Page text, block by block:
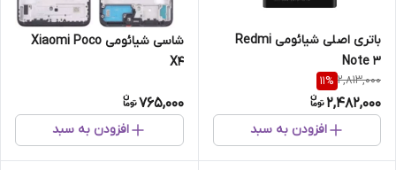
باتری اصلی شیائومی Redmi
Note 3
2,813,000
11%
2,482,000
افزودن به سبد
شاسی شیائومی Xiaomi Poco
X4
765,000
افزودن به سبد